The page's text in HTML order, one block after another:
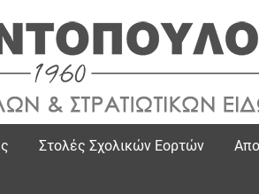
Στολές Σχολικών Εορτών